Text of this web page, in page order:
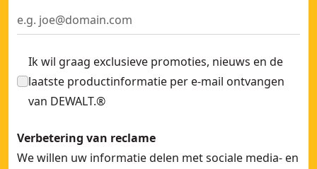
Metaal trappenboor Titanium 6-20mm schacht aansluiting
Ik wil graag exclusieve promoties, nieuws en de
laatste productinformatie per e-mail ontvangen
van DEWALT.®
Verbetering van reclame
We willen uw informatie delen met sociale media- en